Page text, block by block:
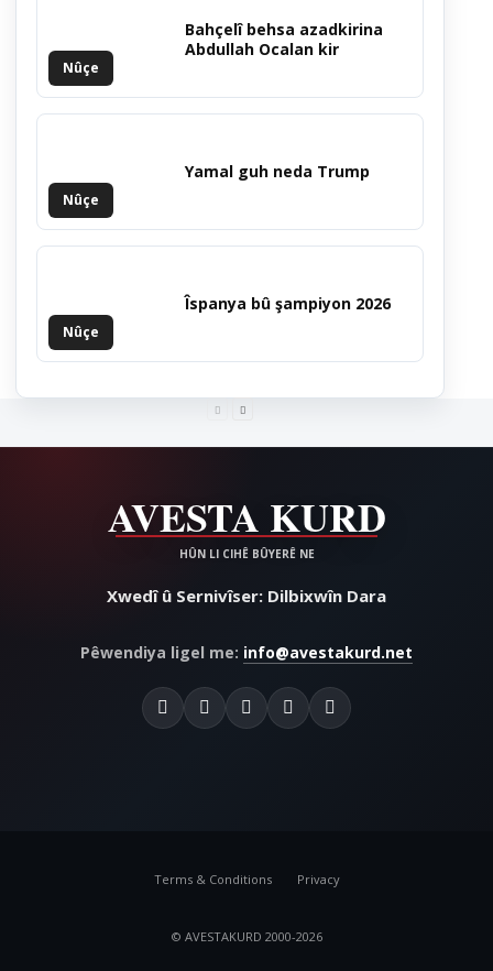
Nûçe
Bahçelî behsa azadkirina
Abdullah Ocalan kir
Nûçe
Yamal guh neda Trump
Nûçe
Îspanya bû şampiyon 2026
Xwedî û Sernivîser: Dilbixwîn Dara
Pêwendiya ligel me: info@avestakurd.net
Terms & Conditions Privacy
© AVESTAKURD 2000-2026